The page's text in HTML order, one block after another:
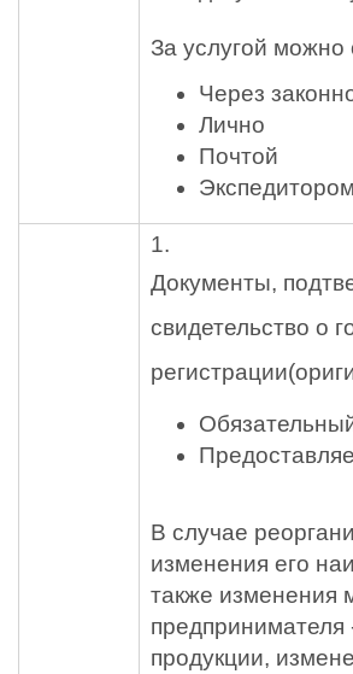
За услугой можно
Через
Лично
Почтой
1.
Документы,
свидетельство о
регистрации
В случае
изменения его
также изменения
предпринимателя
продукции,